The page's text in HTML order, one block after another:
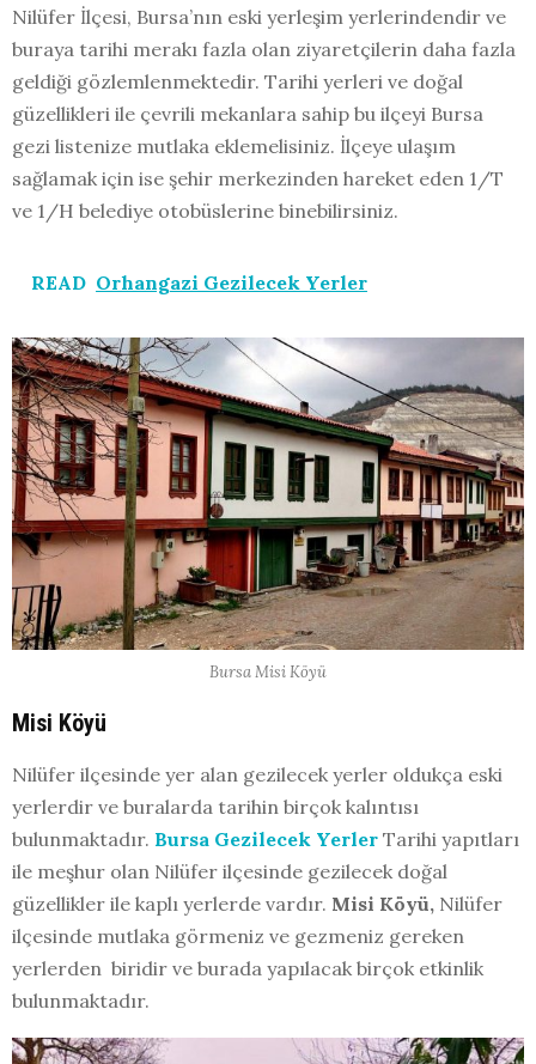
Nilüfer İlçesi, Bursa’nın eski yerleşim yerlerindendir ve
buraya tarihi merakı fazla olan ziyaretçilerin daha fazla
geldiği gözlemlenmektedir. Tarihi yerleri ve doğal
güzellikleri ile çevrili mekanlara sahip bu ilçeyi Bursa
gezi listenize mutlaka eklemelisiniz. İlçeye ulaşım
sağlamak için ise şehir merkezinden hareket eden 1/T
ve 1/H belediye otobüslerine binebilirsiniz.
READ Orhangazi Gezilecek Yerler
Bursa Misi Köyü
Misi Köyü
Nilüfer ilçesinde yer alan gezilecek yerler oldukça eski
yerlerdir ve buralarda tarihin birçok kalıntısı
bulunmaktadır. Bursa Gezilecek Yerler Tarihi yapıtları
ile meşhur olan Nilüfer ilçesinde gezilecek doğal
güzellikler ile kaplı yerlerde vardır. Misi Köyü, Nilüfer
ilçesinde mutlaka görmeniz ve gezmeniz gereken
yerlerden biridir ve burada yapılacak birçok etkinlik
bulunmaktadır.